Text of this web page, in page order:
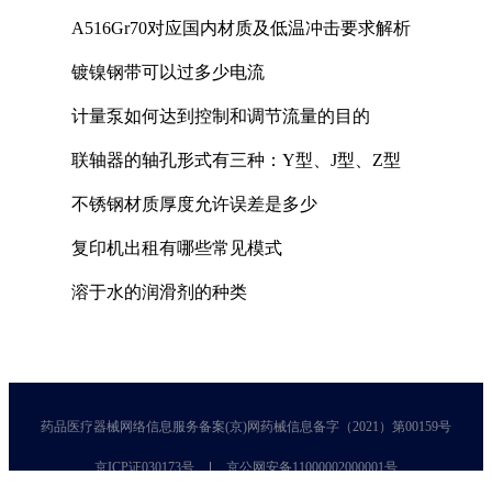
A516Gr70对应国内材质及低温冲击要求解析
镀镍钢带可以过多少电流
计量泵如何达到控制和调节流量的目的
联轴器的轴孔形式有三种：Y型、J型、Z型
不锈钢材质厚度允许误差是多少
复印机出租有哪些常见模式
溶于水的润滑剂的种类
药品医疗器械网络信息服务备案(京)网药械信息备字（2021）第00159号
京ICP证030173号 京公网安备11000002000001号